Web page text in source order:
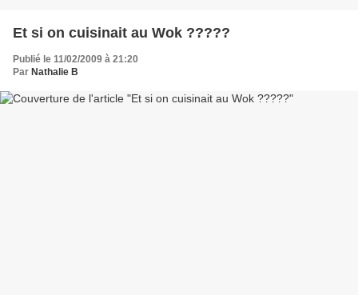
Et si on cuisinait au Wok ?????
Publié le 11/02/2009 à 21:20
Par Nathalie B